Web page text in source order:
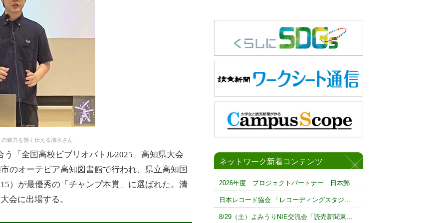
魅力を熱く伝える清水さん
「全国高校ビブリオバトル2025」高知県大会
のオーテピア高知図書館で行われ、県立高知国
）が最優秀の「チャンプ本賞」に選ばれた。清
会に出場する。
ネットワーク新着コンテンツ
2026年度 プロジェクトパートナー 日本郵…
日本レコード協会 「レコーディングスタジ…
8/29（土）よみうりNIE交流会「読売新聞東…